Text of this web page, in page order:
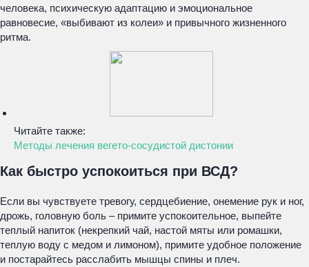
человека, психическую адаптацию и эмоциональное
равновесие, «выбивают из колеи» и привычного жизненного
ритма.
Читайте также:
Методы лечения вегето-сосудистой дистонии
Как быстро успокоиться при ВСД?
Если вы чувствуете тревогу, сердцебиение, онемение рук и ног,
дрожь, головную боль – примите успокоительное, выпейте
теплый напиток (некрепкий чай, настой мяты или ромашки,
теплую воду с медом и лимоном), примите удобное положение
и постарайтесь расслабить мышцы спины и плеч.